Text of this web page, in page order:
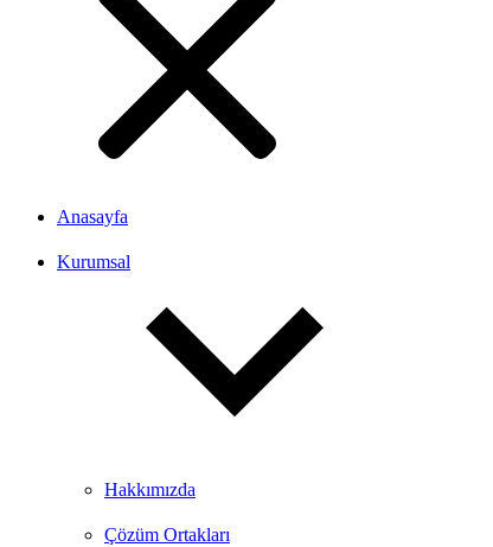
Anasayfa
Kurumsal
Hakkımızda
Çözüm Ortakları